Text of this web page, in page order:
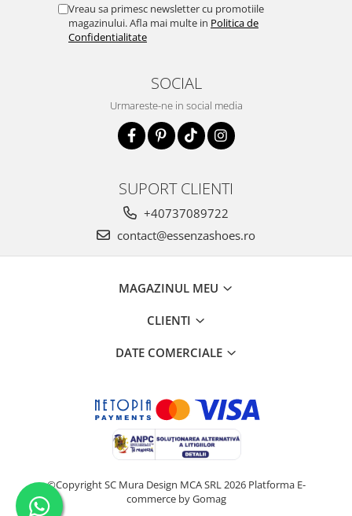
Vreau sa primesc newsletter cu promotiile
magazinului. Afla mai multe in Politica de
Confidentialitate
SOCIAL
Urmareste-ne in social media
SUPORT CLIENTI
+40737089722
contact@essenzashoes.ro
MAGAZINUL MEU
CLIENTI
DATE COMERCIALE
©Copyright SC Mura Design MCA SRL 2026 Platforma E-
commerce by Gomag